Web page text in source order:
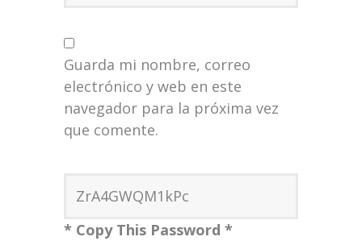
Guarda mi nombre, correo
electrónico y web en este
navegador para la próxima vez
que comente.
* Copy This Password *